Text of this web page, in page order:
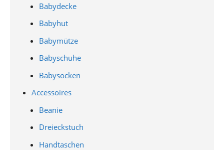
Babydecke
Babyhut
Babymütze
Babyschuhe
Babysocken
Accessoires
Beanie
Dreieckstuch
Handtaschen